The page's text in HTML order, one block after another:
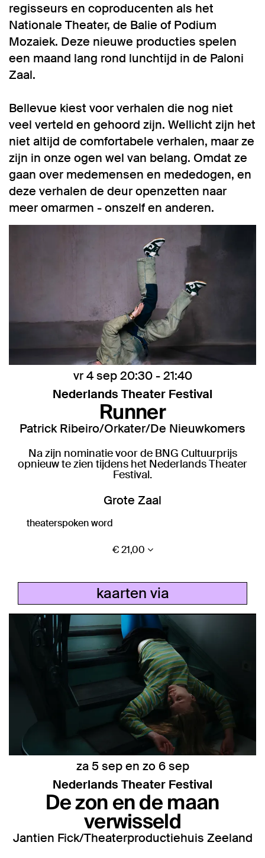
regisseurs en coproducenten als het
Nationale Theater, de Balie of Podium
Mozaiek. Deze nieuwe producties spelen
een maand lang rond lunchtijd in de Paloni
Zaal.
Bellevue kiest voor verhalen die nog niet
veel verteld en gehoord zijn. Wellicht zijn het
niet altijd de comfortabele verhalen, maar ze
zijn in onze ogen wel van belang. Omdat ze
gaan over medemensen en mededogen, en
deze verhalen de deur openzetten naar
meer omarmen - onszelf en anderen.
Runner
Patrick Ribeiro/Orkater/De Nieuwkomers
Nederlands Theater Festival
vr 4 sep20:30 - 21:40
Na zijn nominatie voor de BNG Cultuurprijs
opnieuw te zien tijdens het Nederlands Theater
Festival.
Grote Zaal
theaterspoken word
€ 21,00
kaarten via
De zon en de maan
verwisseld
Jantien Fick/Theaterproductiehuis Zeeland
Nederlands Theater Festival
za 5 sepen zo 6 sep